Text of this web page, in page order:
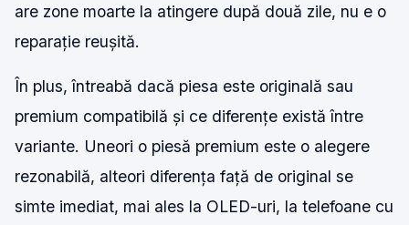
are zone moarte la atingere după două zile, nu e o
reparație reușită.
În plus, întreabă dacă piesa este originală sau
premium compatibilă și ce diferențe există între
variante. Uneori o piesă premium este o alegere
rezonabilă, alteori diferența față de original se
simte imediat, mai ales la OLED-uri, la telefoane cu